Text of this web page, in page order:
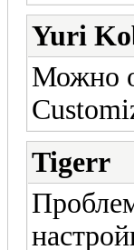
Yuri
Можно
Tigerr